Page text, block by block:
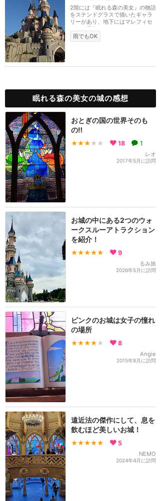
2階には『眠れる森の美女』の物語
をステンドグラスで描いたギャラ
リーがあり、地下にはマレフィセ
ントが変身したド...
雨でもOK
眠れる森の美女の城の感想
おとぎの国の世界そのも
の‼️
★★★ ★★ 18 1
レオ
2017年5月に訪問
お城の中にある2つのウォ
ークスルーアトラクション
を紹介！
★★★★★ 9
るみ旅
2026年5月に訪問
ピンクのお城は女子の憧れ
の場所
★★★★ ★ 8
Angie
2015年8月に訪問
遠近法の傑作にして、息を
飲むほど美しいお城！
★★★★★ 5
NEMO
2024年4月に訪問